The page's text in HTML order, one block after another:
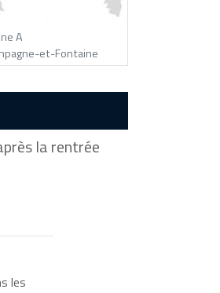
A
et-Fontaine
la rentrée
les